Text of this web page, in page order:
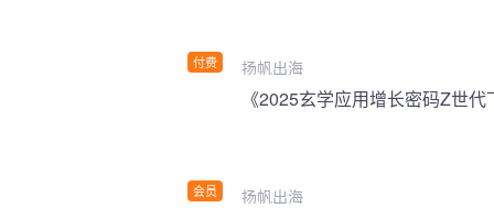
付费 扬帆出海
会员
《2025玄学应用增长密码Z世
扬帆出海